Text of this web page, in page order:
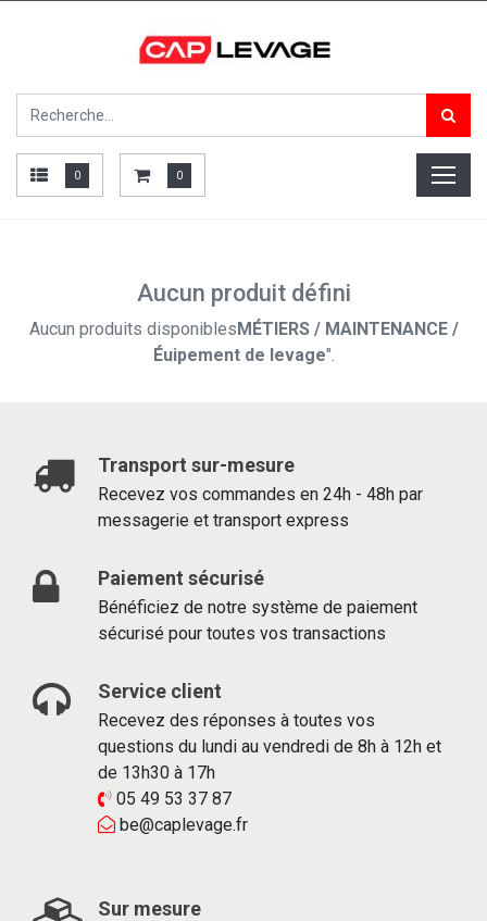
0 0
Aucun produit défini
Aucun produits disponiblesMÉTIERS / MAINTENANCE /
Éuipement de levage".
Transport sur-mesure
Recevez vos commandes en 24h - 48h par
messagerie et transport express
Paiement sécurisé
Bénéficiez de notre système de paiement
sécurisé pour toutes vos transactions
Service client
Recevez des réponses à toutes vos
questions du lundi au vendredi de 8h à 12h et
de 13h30 à 17h
05 49 53 37 87
be@caplevage.fr
Sur mesure